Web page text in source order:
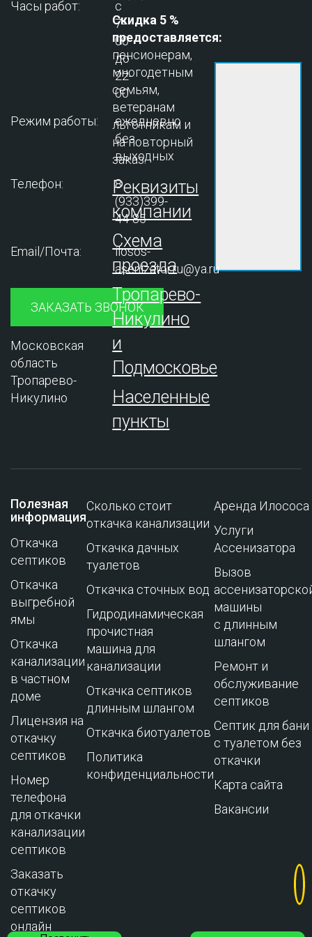
Часы работ:
с
7-
00
до
22-
00
Режим работы:
ежедневно
без
выходных
Телефон:
8
(933)399-
44-85
Email/Почта:
ilosos-
asenizator.ru@ya.ru
ЗАКАЗАТЬ ЗВОНОК
Московская
область
Тропарево-
Никулино
Скидка 5 %
предоставляется:
пенсионерам,
многодетным
семьям,
ветеранам
льготникам и
на повторный
заказ.
Реквизиты
компании
Схема
проезда
Тропарево-
Никулино
и
Подмосковье
Населенные
пункты
Полезная
информация
Откачка
септиков
Откачка
выгребной
ямы
Откачка
канализации
в частном
доме
Лицензия на
откачку
септиков
Номер
телефона
для откачки
канализации
септиков
Заказать
откачку
септиков
онлайн
Сколько стоит
откачка канализации
Откачка дачных
туалетов
Откачка сточных вод
Гидродинамическая
прочистная
машина для
канализации
Откачка септиков
длинным шлангом
Откачка биотуалетов
Политика
конфиденциальности
Аренда Илососа
Услуги
Ассенизатора
Вызов
машины
с длинным
шлангом
Ремонт и
обслуживание
cептиков
Септик для бани
с туалетом без
откачки
Карта сайта
Вакансии